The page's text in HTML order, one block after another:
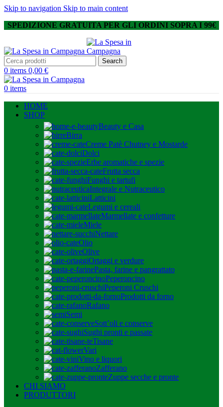
Skip to navigation Skip to main content
SPEDIZIONE GRATUITA PER GLI ORDINI SOPRA I 99€
Search
0 items 0,00 €
0 items
HOME
SHOP
Beauty e Casa
Birra
Creme Patè Chutney e Mostarde
Dolci
Erbe aromatiche e spezie
Frutta secca
Funghi e tartufi
Integrale e Nutraceutico
Latticini
Legumi e cereali
Marmellate e confetture
Miele
Nettare
Olio
Olive
Ortaggi e verdure
Pasta, farine e pangrattato
Peperoncino
Peperoni Cruschi
Prodotti da forno
Rafano
Semi
Sott’oli e conserve
Sughi pronti e passate
Tisane
Vari
Vino e liquori
Zafferano
Zuppe secche e pronte
CHI SIAMO
PRODUTTORI